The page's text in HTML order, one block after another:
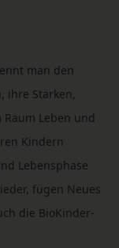
man den
ihre Stärken,
Leben und
Kindern
Lebensphase
fügen Neues
die BioKinder-